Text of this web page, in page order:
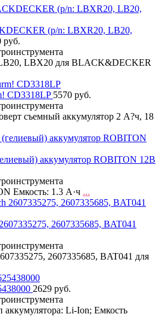
(p/n: LBXR20, LB20,
руб.
LBX20 для BLACK&DECKER
CD3318LP 5570 руб.
съемный аккумулятор 2 А?ч, 18
аккумулятор ROBITON 12В
Емкость: 1.3 А·ч ...
2607335685, BAT041
2607335685, BAT041 для
2629 руб.
Li-Ion; Емкость